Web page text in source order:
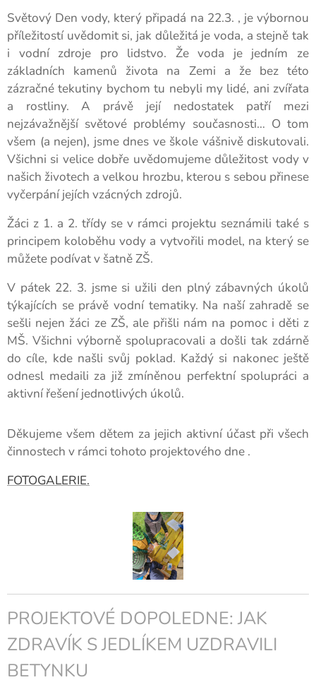
Světový Den vody, který připadá na 22.3. , je výbornou
příležitostí uvědomit si, jak důležitá je voda, a stejně tak
i vodní zdroje pro lidstvo. Že voda je jedním ze
základních kamenů života na Zemi a že bez této
zázračné tekutiny bychom tu nebyli my lidé, ani zvířata
a rostliny. A právě její nedostatek patří mezi
nejzávažnější světové problémy současnosti… O tom
všem (a nejen), jsme dnes ve škole vášnivě diskutovali.
Všichni si velice dobře uvědomujeme důležitost vody v
našich životech a velkou hrozbu, kterou s sebou přinese
vyčerpání jejích vzácných zdrojů.
Žáci z 1. a 2. třídy se v rámci projektu seznámili také s
principem koloběhu vody a vytvořili model, na který se
můžete podívat v šatně ZŠ.
V pátek 22. 3. jsme si užili den plný zábavných úkolů
týkajících se právě vodní tematiky. Na naší zahradě se
sešli nejen žáci ze ZŠ, ale přišli nám na pomoc i děti z
MŠ. Všichni výborně spolupracovali a došli tak zdárně
do cíle, kde našli svůj poklad. Každý si nakonec ještě
odnesl medaili za již zmíněnou perfektní spolupráci a
aktivní řešení jednotlivých úkolů.
Děkujeme všem dětem za jejich aktivní účast při všech
činnostech v rámci tohoto projektového dne .
FOTOGALERIE.
PROJEKTOVÉ DOPOLEDNE: JAK
ZDRAVÍK S JEDLÍKEM UZDRAVILI
BETYNKU